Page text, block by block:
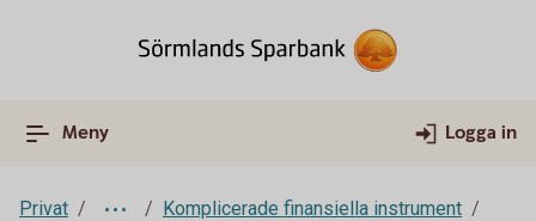
Meny Logga in
Privat
Komplicerade finansiella instrument